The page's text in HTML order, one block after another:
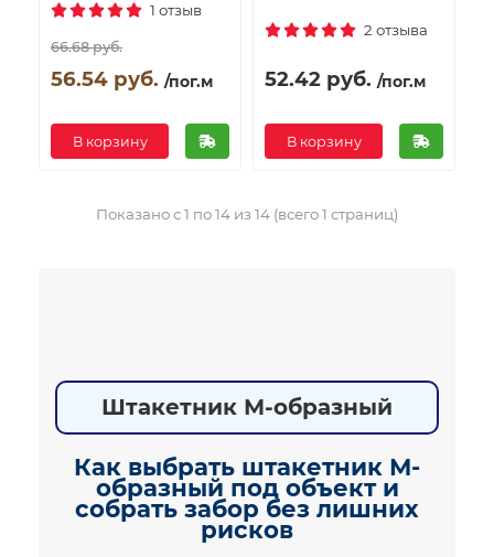
1 отзыв
66.68 руб.
56.54 руб. /пог.м
В корзину
2 отзыва
52.42 руб. /пог.м
В корзину
Показано с 1 по 14 из 14 (всего 1 страниц)
Штакетник М-образный
Как выбрать штакетник М-
образный под объект и
собрать забор без лишних
рисков